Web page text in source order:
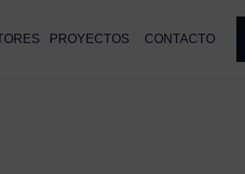
PROYECTOS CONTACTO